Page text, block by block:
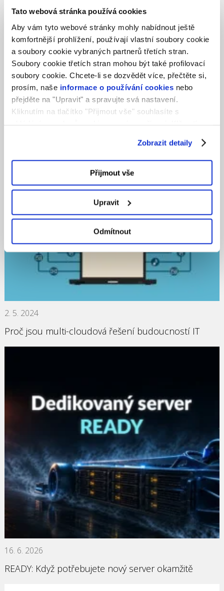
Tato webová stránka používá cookies
Aby vám tyto webové stránky mohly nabídnout ještě
komfortnější prohlížení, používají vlastní soubory cookie
a soubory cookie vybraných partnerů třetích stran.
Soubory cookie třetích stran mohou být také profilovací
soubory cookie. Chcete-li se dozvědět více, přečtěte si,
prosím, naše informace o používání cookies nebo
přejděte na "Upravit" a spravujte svá nastavení.
Kliknutím na tlačítko "Přijmout vše" souhlasíte s
Zobrazit detaily
Přijmout vše
Upravit
Odmítnout
izolaci, ale chytrou volbu technologií.
Sdílej Sdílej
Podobné články
2. 5. 2024
Proč jsou multi-cloudová řešení budoucností IT
16. 6. 2026
READY: Když potřebujete nový server okamžitě